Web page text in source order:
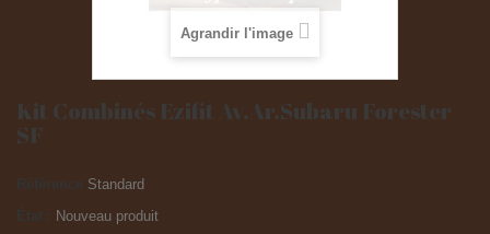
Agrandir l'image
Kit Combinés Ezifit Av.Ar.Subaru Forester
SF
Référence
Standard
Nouveau produit